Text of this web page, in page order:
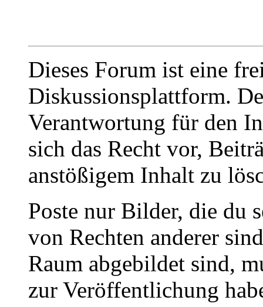
Dieses Forum ist eine
Diskussionsplattform.
Verantwortung für den
sich das Recht vor,
anstößigem Inhalt zu
Poste nur Bilder, die du
von Rechten anderer
Raum abgebildet sind,
zur Veröffentlichung